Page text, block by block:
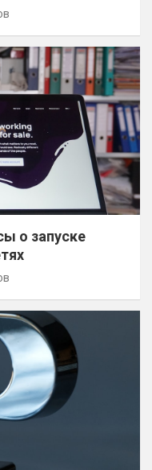
о запуске